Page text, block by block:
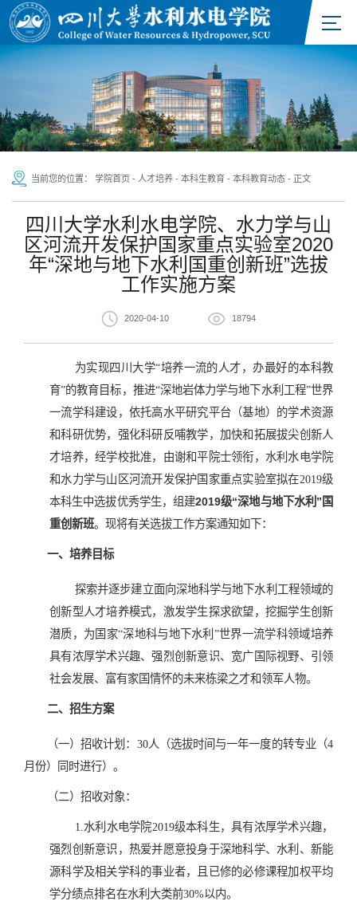
当前您的位置： 学院首页 - 人才培养 - 本科生教育 - 本科教育动态 - 正文
四川大学水利水电学院、水力学与山
区河流开发保护国家重点实验室2020
年“深地与地下水利国重创新班”选拔
工作实施方案
2020-04-10 18794
为实现四川大学“培养一流的人才，办最好的本科教
育”的教育目标，推进“深地岩体力学与地下水利工程”世界
一流学科建设，依托高水平研究平台（基地）的学术资源
和科研优势，强化科研反哺教学，加快和拓展拔尖创新人
才培养，经学校批准，由谢和平院士领衔，水利水电学院
和水力学与山区河流开发保护国家重点实验室拟在2019级
本科生中选拔优秀学生，组建2019级“深地与地下水利”国
重创新班。现将有关选拔工作方案通知如下：
一、培养目标
探索并逐步建立面向深地科学与地下水利工程领域的
创新型人才培养模式，激发学生探求欲望，挖掘学生创新
潜质，为国家“深地科与地下水利”世界一流学科领域培养
具有浓厚学术兴趣、强烈创新意识、宽广国际视野、引领
社会发展、富有家国情怀的未来栋梁之才和领军人物。
二、招生方案
（一）招收计划：30人（选拔时间与一年一度的转专业（4
月份）同时进行）。
（二）招收对象：
1.水利水电学院2019级本科生，具有浓厚学术兴趣，
强烈创新意识，热爱并愿意投身于深地科学、水利、新能
源科学及相关学科的事业者，且已修的必修课程加权平均
学分绩点排名在水利大类前30%以内。